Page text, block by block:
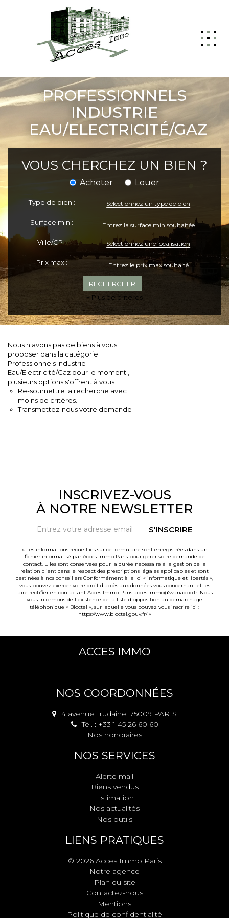
ACCUEIL
GESTION
VENTE
LOCATION
NOTRE AGENCE
NOUS CONTACTER
PROFESSIONNELS
INDUSTRIE
EAU/ELECTRICITÉ/GAZ
VOUS CHERCHEZ UN BIEN ?
Acheter Louer
Type de bien : Sélectionnez un type de bien
Surface min :
Ville/CP : Sélectionnez une localisation
Prix max :
+ Plus de critères
Nous n'avons pas de biens à vous
proposer dans la catégorie
Professionnels Industrie
Eau/Electricité/Gaz pour le moment ,
plusieurs options s'offrent à vous :
Re-soumettre la recherche avec
moins de critères.
Transmettez-nous votre demande
INSCRIVEZ-VOUS
À NOTRE NEWSLETTER
S'INSCRIRE
« Les informations recueillies sur ce formulaire sont enregistrées dans un
fichier informatisé par Acces Immo Paris pour gérer votre demande de
contact. Elles sont conservées pour la durée nécessaire à la gestion de la
relation client dans le respect des prescriptions légales applicables et sont
destinées à nos conseillers Conformément à la loi « informatique et libertés »,
vous pouvez exercer votre droit d'accès aux données vous concernant et les
faire rectifier en contactant Acces Immo Paris acces.immo@wanadoo.fr. Nous
vous informons de l'existence de la liste d'opposition au démarchage
téléphonique « Bloctel », sur laquelle vous pouvez vous inscrire ici :
https://www.bloctel.gouv.fr/»
ACCES IMMO
NOS COORDONNÉES
4 avenue Trudaine, 75009 PARIS
Tél. : +33 1 45 26 60 60
Nos honoraires
NOS SERVICES
Alerte mail
Biens vendus
Estimation
Nos actualités
Nos outils
LIENS PRATIQUES
© 2026 Acces Immo Paris
Notre agence
Plan du site
Contactez-nous
Mentions
Politique de confidentialité